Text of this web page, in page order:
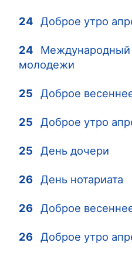
24 Доброе утро
24
Международный
молодежи
25 Доброе
25 Доброе утро
25 День дочери
26 День нотариата
26 Доброе
26 Доброе утро